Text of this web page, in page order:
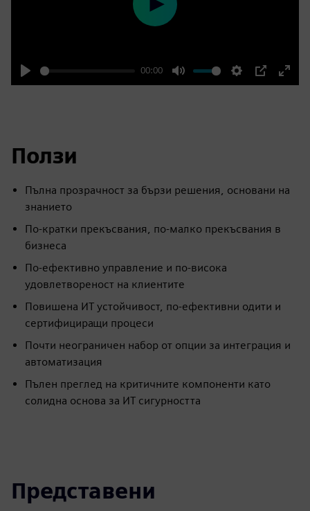
Play
00:00
Mute Settings
PIP
Enter
Play
Ползи
Пълна прозрачност за бързи решения, основани на
знанието
По-кратки прекъсвания, по-малко прекъсвания в
бизнеса
По-ефективно управление и по-висока
удовлетвореност на клиентите
Повишена ИТ устойчивост, по-ефективни одити и
сертифициращи процеси
Почти неограничен набор от опции за интеграция и
автоматизация
Пълен преглед на критичните компоненти като
солидна основа за ИТ сигурността
Представени